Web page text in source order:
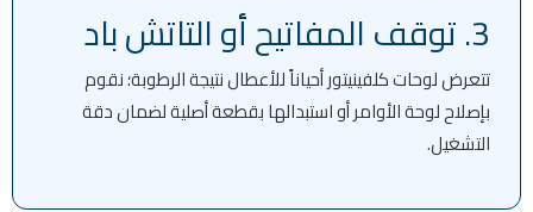
3. توقف المفاتيح أو التاتش باد
تتعرض لوحات كلفينيتور أحياناً للأعطال نتيجة الرطوبة؛ نقوم
بإصلاح لوحة الأوامر أو استبدالها بقطعة أصلية لضمان دقة
التشغيل.